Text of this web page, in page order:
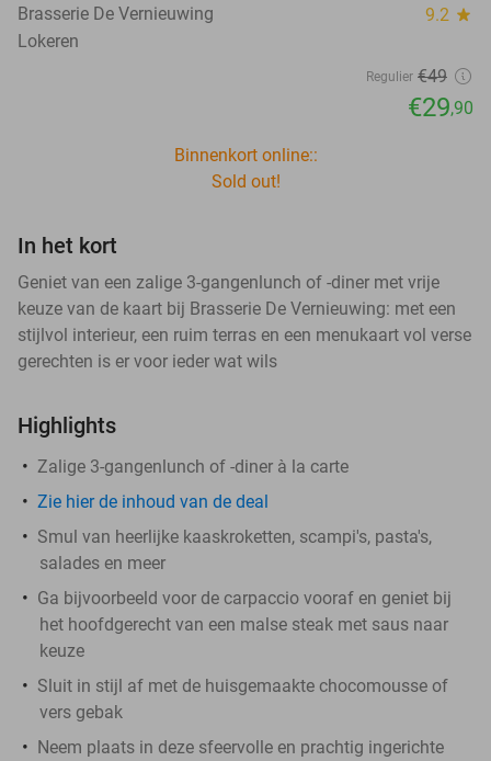
Brasserie De Vernieuwing 9.2 star
Lokeren
Regulier €49
€29,90
Binnenkort online::
Sold out!
In het kort
Geniet van een zalige 3-gangenlunch of -diner met vrije
keuze van de kaart bij Brasserie De Vernieuwing: met een
stijlvol interieur, een ruim terras en een menukaart vol verse
gerechten is er voor ieder wat wils
Highlights
Zalige 3-gangenlunch of -diner à la carte
Zie hier de inhoud van de deal
Smul van heerlijke kaaskroketten, scampi's, pasta's,
salades en meer
Ga bijvoorbeeld voor de carpaccio vooraf en geniet bij
het hoofdgerecht van een malse steak met saus naar
keuze
Sluit in stijl af met de huisgemaakte chocomousse of
vers gebak
Neem plaats in deze sfeervolle en prachtig ingerichte